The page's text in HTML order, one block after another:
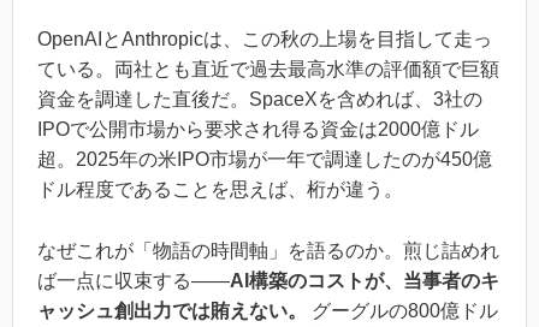
OpenAIとAnthropicは、この秋の上場を目指して走っ
ている。両社とも直近で過去最高水準の評価額で巨額
資金を調達した直後だ。SpaceXを含めれば、3社の
IPOで公開市場から要求され得る資金は2000億ドル
超。2025年の米IPO市場が一年で調達したのが450億
ドル程度であることを思えば、桁が違う。
なぜこれが「物語の時間軸」を語るのか。煎じ詰めれ
ば一点に収束する——AI構築のコストが、当事者のキ
ャッシュ創出力では賄えない。
グーグルの800億ドル